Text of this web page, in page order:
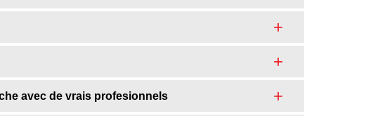
avec de vrais profesionnels